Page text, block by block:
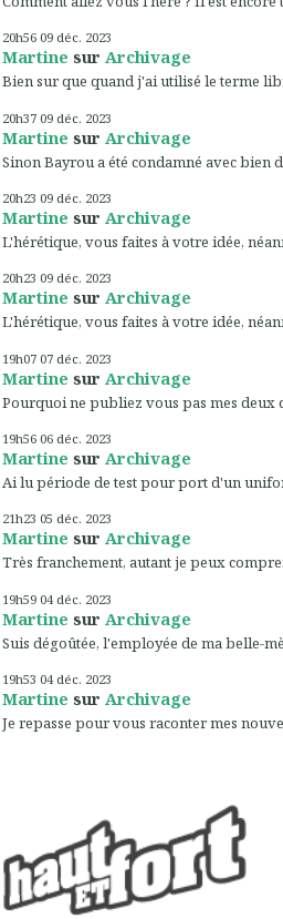
20h56 09 déc. 2023
Martine sur Archivage
Bien sur que quand j'ai utilisé le terme
20h37 09 déc. 2023
Martine sur Archivage
Sinon Bayrou a été condamné avec bien
20h23 09 déc. 2023
Martine sur Archivage
L'hérétique, vous faites à votre idée,
20h23 09 déc. 2023
Martine sur Archivage
L'hérétique, vous faites à votre idée,
19h07 07 déc. 2023
Martine sur Archivage
Pourquoi ne publiez vous pas mes deux
19h56 06 déc. 2023
Martine sur Archivage
Ai lu période de test pour port d'un
21h23 05 déc. 2023
Martine sur Archivage
Très franchement, autant je peux
19h59 04 déc. 2023
Martine sur Archivage
Suis dégoûtée, l'employée de ma belle-
19h53 04 déc. 2023
Martine sur Archivage
Je repasse pour vous raconter mes